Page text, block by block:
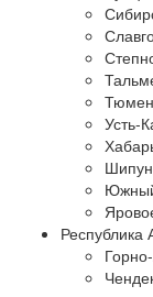
Усть-
Республика